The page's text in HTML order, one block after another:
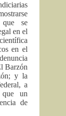
que se
en el
en el
Barzón
y la
a
un
de